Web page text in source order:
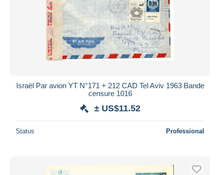
Submit
Israël Par avion YT N°171 + 212 CAD Tel Aviv 1963 Bande
censure 1016
± US$11.52
Status Professional